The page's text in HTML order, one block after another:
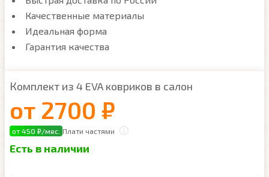
Качественные материалы
Идеальная форма
Гарантия качества
Комплект из 4 EVA ковриков в салон
от 2700 ₽
от 450 ₽/мес. Плати частями
Есть в наличии